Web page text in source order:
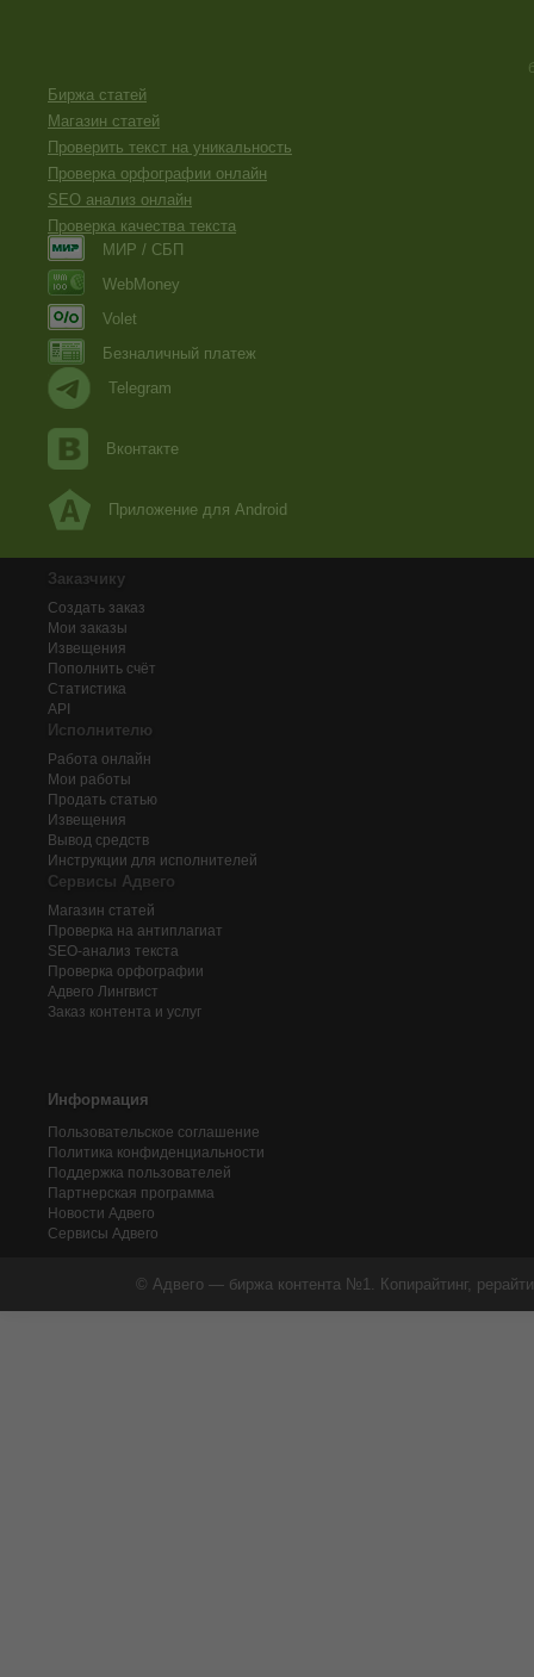
Биржа статей
Магазин статей
Проверить текст на уникальность
Проверка орфографии онлайн
SEO анализ онлайн
Проверка качества текста
МИР / СБП
WebMoney
Volet
Безналичный платеж
Telegram
Вконтакте
Приложение для Android
Заказчику
Создать заказ
Мои заказы
Извещения
Пополнить счёт
Статистика
API
Исполнителю
Работа онлайн
Мои работы
Продать статью
Извещения
Вывод средств
Инструкции для исполнителей
Сервисы Адвего
Магазин статей
Проверка на антиплагиат
SEO-анализ текста
Проверка орфографии
Адвего Лингвист
Заказ контента и услуг
Информация
Пользовательское соглашение
Политика конфиденциальности
Поддержка пользователей
Партнерская программа
Новости Адвего
Сервисы Адвего
© Адвего — биржа контента №1. Копирайтинг,